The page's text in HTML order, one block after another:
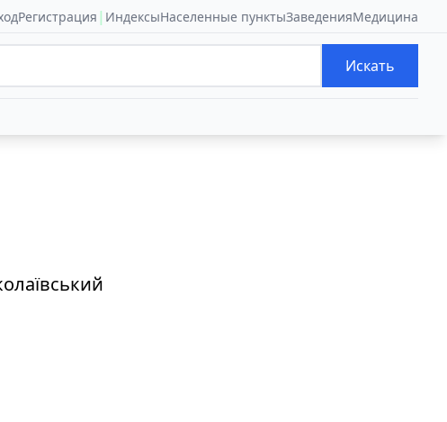
Регистрация | ИндексыНаселенные пунктыЗаведенияМедицина
Искать